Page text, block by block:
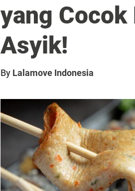
yang
Asyik!
By Lalamove Indonesia